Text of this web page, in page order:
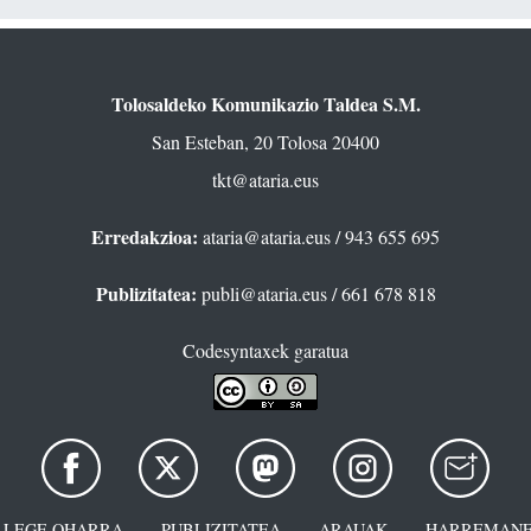
Tolosaldeko Komunikazio Taldea S.M.
San Esteban, 20 Tolosa 20400
tkt@ataria.eus
Erredakzioa: ataria@ataria.eus/ 943 655 695
Publizitatea: publi@ataria.eus/ 661 678 818
Codesyntaxek garatua